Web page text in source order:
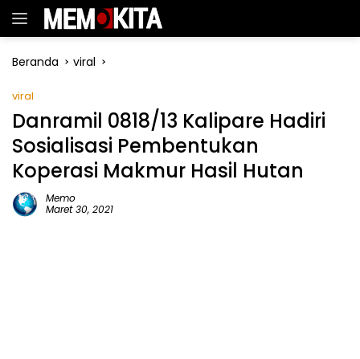
Langsung
Beranda
viral
viral
Danramil 0818/13 Kalipare Hadiri
Sosialisasi Pembentukan
Koperasi Makmur Hasil Hutan
Memo
Maret 30, 2021